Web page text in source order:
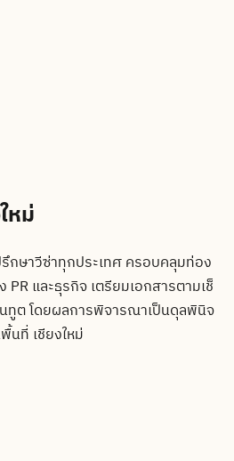
หม่
กษาวีซ่าทุกประเทศ ครอบคลุมท่อง
และธุรกิจ เตรียมเอกสารตามเช็
ทูต โดยผลการพิจารณาเป็นดุลพินิจ
นที่ เชียงใหม่